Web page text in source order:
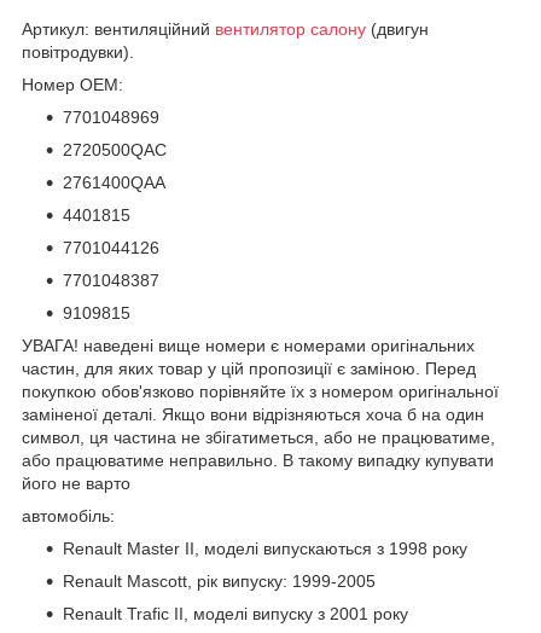
Артикул: вентиляційний вентилятор салону (двигун
повітродувки).
Номер OEM:
7701048969
2720500QAC
2761400QAA
4401815
7701044126
7701048387
9109815
УВАГА! наведені вище номери є номерами оригінальних
частин, для яких товар у цій пропозиції є заміною. Перед
покупкою обов'язково порівняйте їх з номером оригінальної
заміненої деталі. Якщо вони відрізняються хоча б на один
символ, ця частина не збігатиметься, або не працюватиме,
або працюватиме неправильно. В такому випадку купувати
його не варто
автомобіль:
Renault Master II, моделі випускаються з 1998 року
Renault Mascott, рік випуску: 1999-2005
Renault Trafic II, моделі випуску з 2001 року